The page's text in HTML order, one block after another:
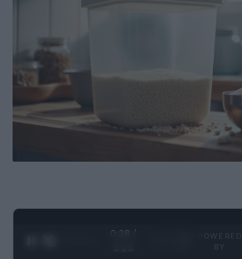
0:29 /